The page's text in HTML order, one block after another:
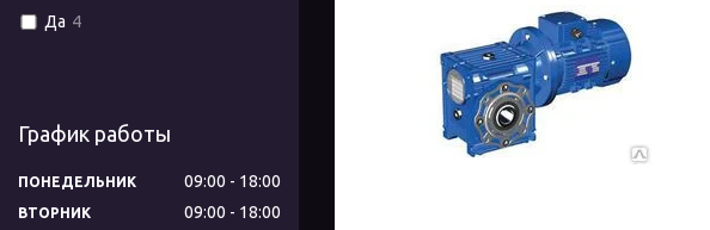
Да 4
График работы
ПОНЕДЕЛЬНИК 09:00 18:00
ВТОРНИК 09:00 18:00